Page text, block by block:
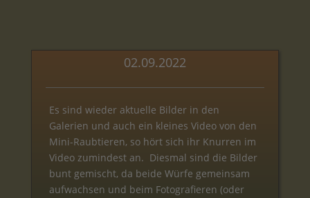
02.09.2022
Es sind wieder aktuelle Bilder in den
Galerien und auch ein kleines Video von den
Mini-Raubtieren, so hört sich ihr Knurren im
Video zumindest an. Diesmal sind die Bilder
bunt gemischt, da beide Würfe gemeinsam
aufwachsen und beim Fotografieren (oder